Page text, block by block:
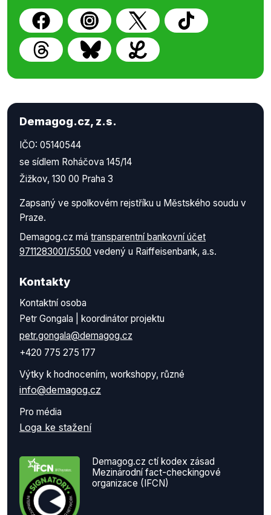
Demagog.cz, z.s.
IČO: 05140544
se sídlem Roháčova 145/14
Žižkov, 130 00 Praha 3
Zapsaný ve spolkovém rejstříku u Městského soudu v
Praze.
Demagog.cz má transparentní bankovní účet
9711283001/5500 vedený u Raiffeisenbank, a.s.
Kontakty
Kontaktní osoba
Petr Gongala | koordinátor projektu
petr.gongala@demagog.cz
+420 775 275 177
Výtky k hodnocením, workshopy, různé
info@demagog.cz
Pro média
Loga ke stažení
Demagog.cz ctí kodex zásad
Mezinárodní fact-checkingové
organizace (IFCN)